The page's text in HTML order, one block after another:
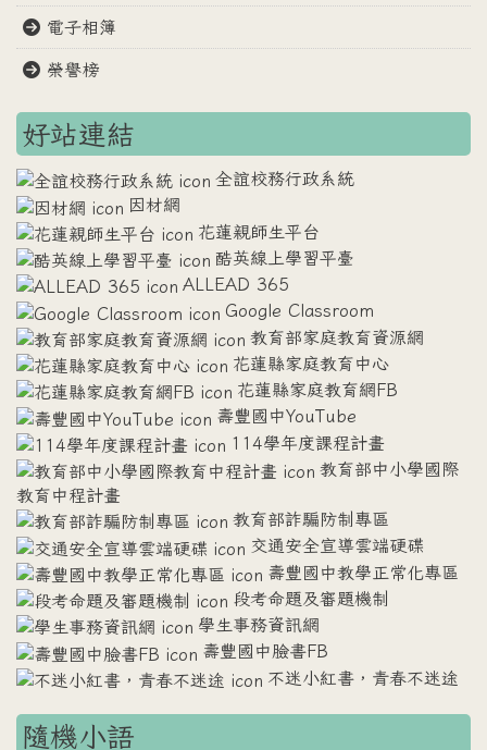
電子相簿
榮譽榜
好站連結
全誼校務行政系統
因材網
花蓮親師生平台
酷英線上學習平臺
ALLEAD 365
Google Classroom
教育部家庭教育資源網
花蓮縣家庭教育中心
花蓮縣家庭教育網FB
壽豐國中YouTube
114學年度課程計畫
教育部中小學國際
教育中程計畫
教育部詐騙防制專區
交通安全宣導雲端硬碟
壽豐國中教學正常化專區
段考命題及審題機制
學生事務資訊網
壽豐國中臉書FB
不迷小紅書，青春不迷途
隨機小語